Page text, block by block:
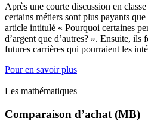
Après une courte discussion en
certains métiers sont plus payants
article intitulé « Pourquoi certaines
d’argent que d’autres? ». Ensuite, ils
futures carrières qui pourraient les
Pour en savoir plus
Les mathématiques
Comparaison d’achat (MB)